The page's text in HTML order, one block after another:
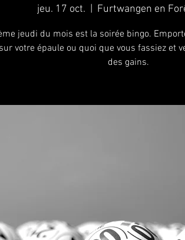
jeu. 17 oct. Furtwangen en
jeudi du mois est la soirée bingo.
votre épaule ou quoi que vous fassiez et
des gains.